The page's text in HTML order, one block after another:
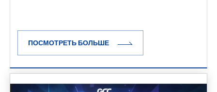
ПОСМОТРЕТЬ БОЛЬШЕ